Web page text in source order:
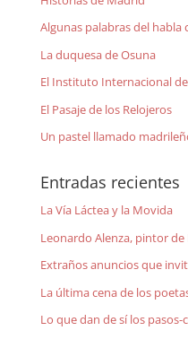
Algunas palabras del habla
La duquesa de Osuna
El Instituto Internacional
El Pasaje de los Relojeros
Un pastel llamado
Entradas recientes
La Vía Láctea y la Movida
Leonardo Alenza, pintor
Extraños anuncios que
La última cena de los
Lo que dan de sí los pasos-